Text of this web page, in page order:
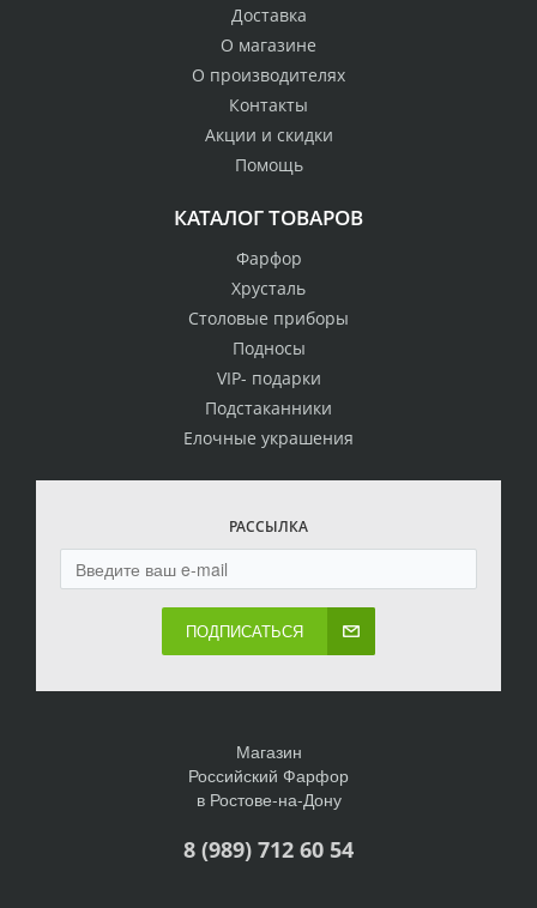
Доставка
О магазине
О производителях
Контакты
Акции и скидки
Помощь
КАТАЛОГ ТОВАРОВ
Фарфор
Хрусталь
Столовые приборы
Подносы
VIP- подарки
Подстаканники
Елочные украшения
РАССЫЛКА
ПОДПИСАТЬСЯ
Магазин
Российский Фарфор
в Ростове-на-Дону
8 (989) 712 60 54